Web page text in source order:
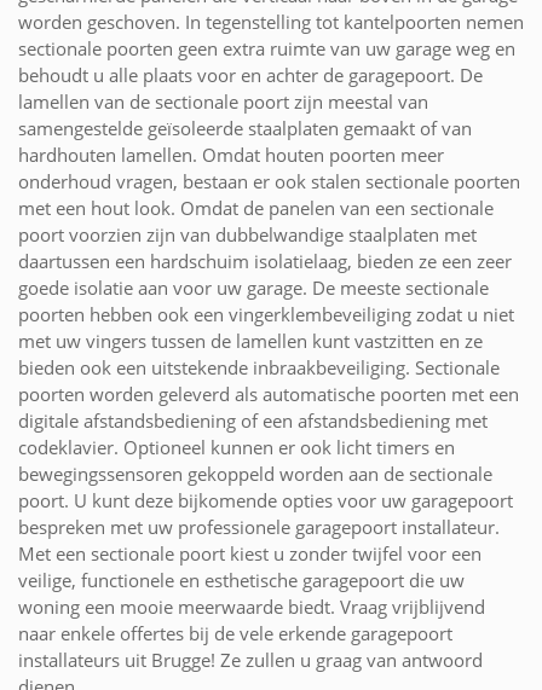
worden geschoven. In tegenstelling tot kantelpoorten nemen
sectionale poorten geen extra ruimte van uw garage weg en
behoudt u alle plaats voor en achter de garagepoort. De
lamellen van de sectionale poort zijn meestal van
samengestelde geïsoleerde staalplaten gemaakt of van
hardhouten lamellen. Omdat houten poorten meer
onderhoud vragen, bestaan er ook stalen sectionale poorten
met een hout look. Omdat de panelen van een sectionale
poort voorzien zijn van dubbelwandige staalplaten met
daartussen een hardschuim isolatielaag, bieden ze een zeer
goede isolatie aan voor uw garage. De meeste sectionale
poorten hebben ook een vingerklembeveiliging zodat u niet
met uw vingers tussen de lamellen kunt vastzitten en ze
bieden ook een uitstekende inbraakbeveiliging. Sectionale
poorten worden geleverd als automatische poorten met een
digitale afstandsbediening of een afstandsbediening met
codeklavier. Optioneel kunnen er ook licht timers en
bewegingssensoren gekoppeld worden aan de sectionale
poort. U kunt deze bijkomende opties voor uw garagepoort
bespreken met uw professionele garagepoort installateur.
Met een sectionale poort kiest u zonder twijfel voor een
veilige, functionele en esthetische garagepoort die uw
woning een mooie meerwaarde biedt. Vraag vrijblijvend
naar enkele offertes bij de vele erkende garagepoort
installateurs uit Brugge! Ze zullen u graag van antwoord